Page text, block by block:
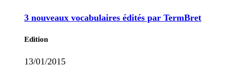
3 nouveaux vocabulaires édités par TermBret
Edition
13/01/2015